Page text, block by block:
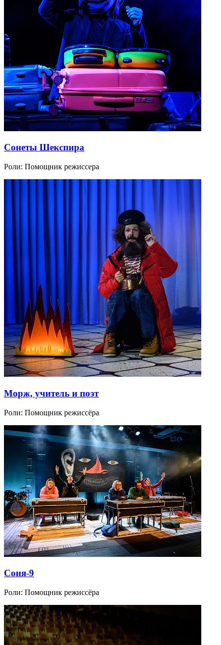
Сонеты Шекспира
Роли: Помощник режиссера
Морж, учитель и поэт
Роли: Помощник режиссёра
Соня-9
Роли: Помощник режиссёра